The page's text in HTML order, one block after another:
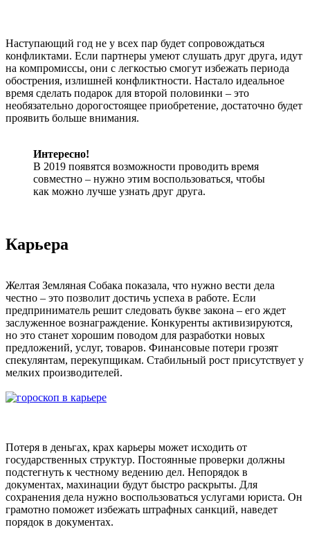
Наступающий год не у всех пар будет сопровождаться
конфликтами. Если партнеры умеют слушать друг друга, идут
на компромиссы, они с легкостью смогут избежать периода
обострения, излишней конфликтности. Настало идеальное
время сделать подарок для второй половинки – это
необязательно дорогостоящее приобретение, достаточно будет
проявить больше внимания.
Интересно!
В 2019 появятся возможности проводить время
совместно – нужно этим воспользоваться, чтобы
как можно лучше узнать друг друга.
Карьера
Желтая Земляная Собака показала, что нужно вести дела
честно – это позволит достичь успеха в работе. Если
предприниматель решит следовать букве закона – его ждет
заслуженное вознаграждение. Конкуренты активизируются,
но это станет хорошим поводом для разработки новых
предложений, услуг, товаров. Финансовые потери грозят
спекулянтам, перекупщикам. Стабильный рост присутствует у
мелких производителей.
Потеря в деньгах, крах карьеры может исходить от
государственных структур. Постоянные проверки должны
подстегнуть к честному ведению дел. Непорядок в
документах, махинации будут быстро раскрыты. Для
сохранения дела нужно воспользоваться услугами юриста. Он
грамотно поможет избежать штрафных санкций, наведет
порядок в документах.